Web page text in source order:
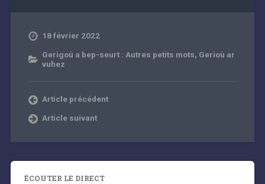
18 février 2022
Gerigoù a bep-seurt : Autres petits mots, Gerioù ar
vuhez
Article précédent
Article suivant
ÉCOUTER LE DIRECT